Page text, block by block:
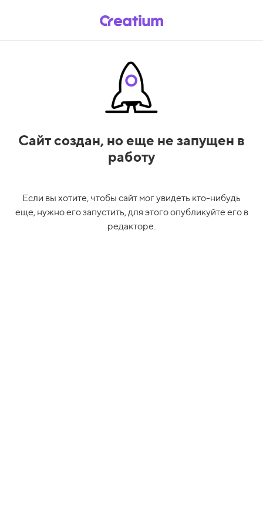
Сайт создан, но еще не запущен в
работу
Если вы хотите, чтобы сайт мог увидеть кто-нибудь
еще, нужно его запустить, для этого опубликуйте его в
редакторе.